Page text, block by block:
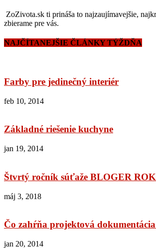
ZoZivota.sk ti prináša to najzaujímavejšie,
zbierame pre vás.
NAJČÍTANEJŠIE ČLÁNKY TÝŽDŇA
Farby pre jedinečný interiér
feb 10, 2014
Základné riešenie kuchyne
jan 19, 2014
Štvrtý ročník súťaže BLOGER
máj 3, 2018
Čo zahŕňa projektová
jan 20, 2014